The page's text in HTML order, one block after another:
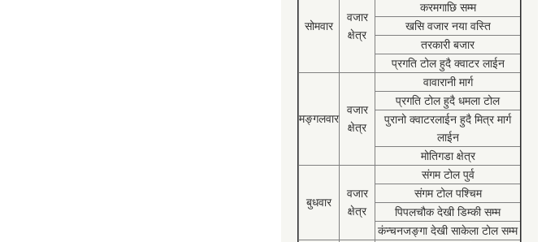
सोमवार
वजार
क्षेत्र
करमगाछि सम्म
खसि वजार नया वस्ति
तरकारी बजार
प्रगति टोल हुदै क्वाटर लाईन
मङ्गलवार
वजार
क्षेत्र
वावारानी मार्ग
प्रगति टोल हुदै धमला टोल
पुरानो क्वाटरलाईन हुदै मित्र मार्ग
लाईन
मोतिगडा क्षेत्र
बुधवार
वजार
क्षेत्र
संगम टोल पुर्व
संगम टोल पश्चिम
पिपलचौक देखी डिम्की सम्म
कंन्चनजङ्गा देखी साकेला टोल सम्म